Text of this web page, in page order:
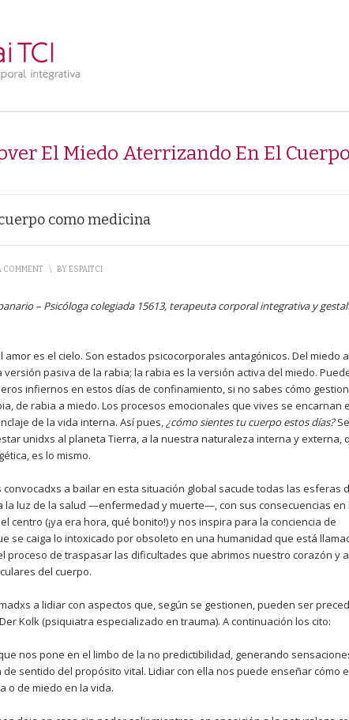
El Miedo Aterrizando En El Cuerpo
como medicina
COMMENT \ BYESPAITCI
– Psicóloga colegiada 15613, terapeuta corporal integrativa y
amor es el cielo. Son estados psicocorporales antagónicos. Del miedo
versión pasiva de la rabia; la rabia es la versión activa del miedo.
infiernos en estos días de confinamiento, si no sabes cómo
de rabia a miedo. Los procesos emocionales que vives se encarnan
de la vida interna. Así pues,¿cómo sientes tu cuerpo estos días?
unidxs al planeta Tierra, a la nuestra naturaleza interna y externa,
es lo mismo.
a bailar en esta situación global sacude todas las esferas
la luz de la salud —enfermedad y muerte—, con sus consecuencias en
centro (¡ya era hora, qué bonito!) y nos inspira para la conciencia de
se caiga lo intoxicado por obsoleto en una humanidad que está
proceso de traspasar las dificultades que abrimos nuestro corazón y
del cuerpo.
a lidiar con aspectos que, según se gestionen, pueden ser
Kolk (psiquiatra especializado en trauma). A continuación los cito:
nos pone en el limbo de la no predictibilidad, generando
sentido del propósito vital. Lidiar con ella nos puede enseñar cómo
o de miedo en la vida.